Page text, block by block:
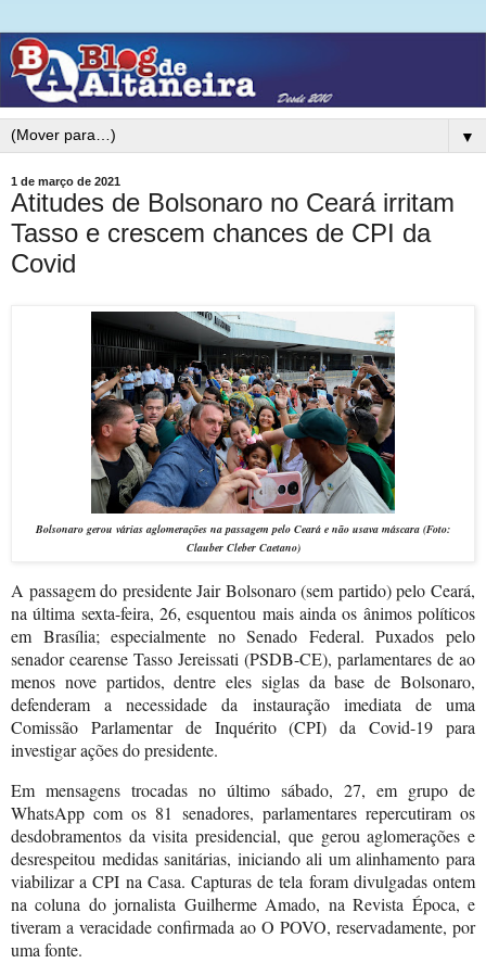
▼
1 de março de 2021
Atitudes de Bolsonaro no Ceará irritam
Tasso e crescem chances de CPI da
Covid
Bolsonaro gerou várias aglomerações na passagem pelo Ceará e não usava máscara (Foto:
Clauber Cleber Caetano)
A passagem do presidente Jair Bolsonaro (sem partido) pelo Ceará,
na última sexta-feira, 26, esquentou mais ainda os ânimos políticos
em Brasília; especialmente no Senado Federal. Puxados pelo
senador cearense Tasso Jereissati (PSDB-CE), parlamentares de ao
menos nove partidos, dentre eles siglas da base de Bolsonaro,
defenderam a necessidade da instauração imediata de uma
Comissão Parlamentar de Inquérito (CPI) da Covid-19 para
investigar ações do presidente.
Em mensagens trocadas no último sábado, 27, em grupo de
WhatsApp com os 81 senadores, parlamentares repercutiram os
desdobramentos da visita presidencial, que gerou aglomerações e
desrespeitou medidas sanitárias, iniciando ali um alinhamento para
viabilizar a CPI na Casa. Capturas de tela foram divulgadas ontem
na coluna do jornalista Guilherme Amado, na Revista Época, e
tiveram a veracidade confirmada ao O POVO, reservadamente, por
uma fonte.